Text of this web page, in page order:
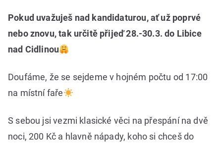
Pokud uvažuješ nad kandidaturou, ať už poprvé
nebo znovu, tak určitě přijeď 28.-30.3. do Libice
nad Cidlinou
Doufáme, že se sejdeme v hojném počtu od 17:00
na místní faře
S sebou jsi vezmi klasické věci na přespání na dvě
noci, 200 Kč a hlavně nápady, koho si chceš do